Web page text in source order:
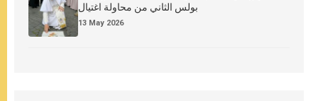
بولس الثاني من محاولة اغتيال
13 May 2026